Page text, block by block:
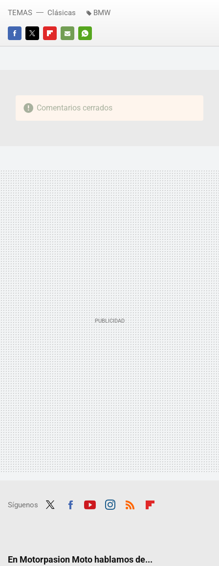
FACEBOOKTWITTERFLIPBOARD
E-
WHATSAPP
TEMAS Clásicas BMW
Comentarios cerrados
Síguenos
En Motorpasion Moto hablamos de...